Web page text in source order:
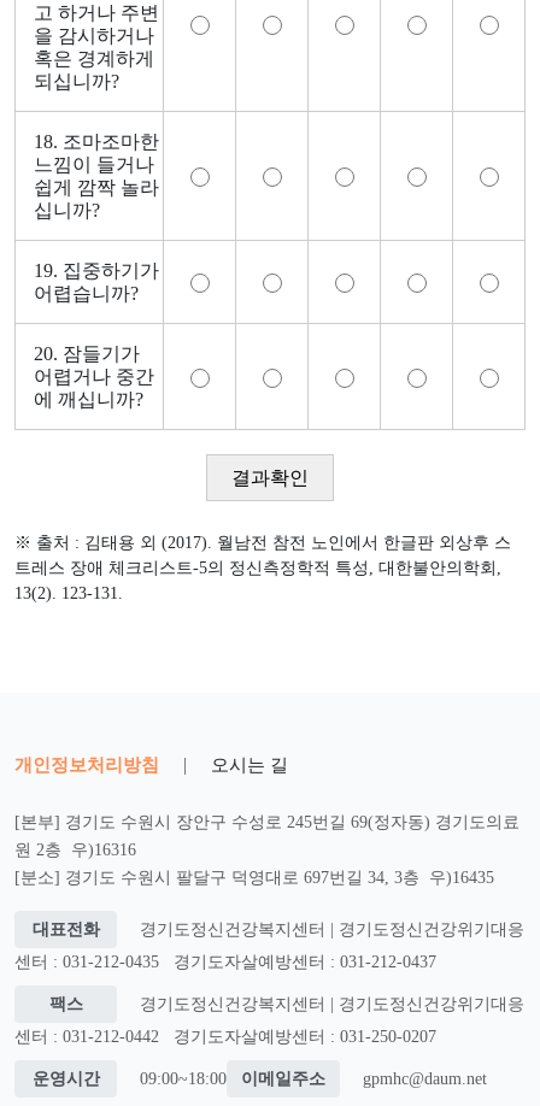
고 하거나 주변
을 감시하거나
혹은 경계하게
되십니까?
18. 조마조마한
느낌이 들거나
쉽게 깜짝 놀라
십니까?
19. 집중하기가
어렵습니까?
20. 잠들기가
어렵거나 중간
에 깨십니까?
결과확인
※ 출처 : 김태용 외 (2017). 월남전 참전 노인에서 한글판 외상후 스
트레스 장애 체크리스트-5의 정신측정학적 특성, 대한불안의학회,
13(2). 123-131.
개인정보처리방침 | 오시는 길
[본부] 경기도 수원시 장안구 수성로 245번길 69(정자동) 경기도의료
원 2층 우)16316
[분소] 경기도 수원시 팔달구 덕영대로 697번길 34, 3층 우)16435
대표전화
경기도정신건강복지센터 | 경기도정신건강위기대응
센터 : 031-212-0435
경기도자살예방센터 : 031-212-0437
팩스
경기도정신건강복지센터 | 경기도정신건강위기대응
센터 : 031-212-0442
경기도자살예방센터 : 031-250-0207
운영시간 09:00~18:00 이메일주소 gpmhc@daum.net